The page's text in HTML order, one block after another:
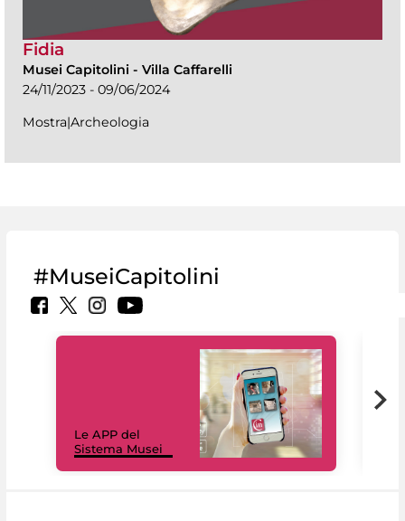
Fidia
Musei Capitolini - Villa Caffarelli
24/11/2023 - 09/06/2024
Mostra|Archeologia
#MuseiCapitolini
Le APP del
Sistema Musei